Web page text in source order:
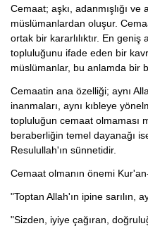
Cemaat; aşkı, adanmışlığı
müslümanlardan oluşur.
ortak bir kararlılıktır. En
topluluğunu ifade eden bir
müslümanlar, bu anlamda bir
Cemaatin ana özelliği; aynı
inanmaları, aynı kıbleye
topluluğun cemaat olmaması
beraberliğin temel dayanağı
Resulullah'ın sünnetidir.
Cemaat olmanın önemi
"Toptan Allah'ın ipine sarılın,
"Sizden, iyiye çağıran,